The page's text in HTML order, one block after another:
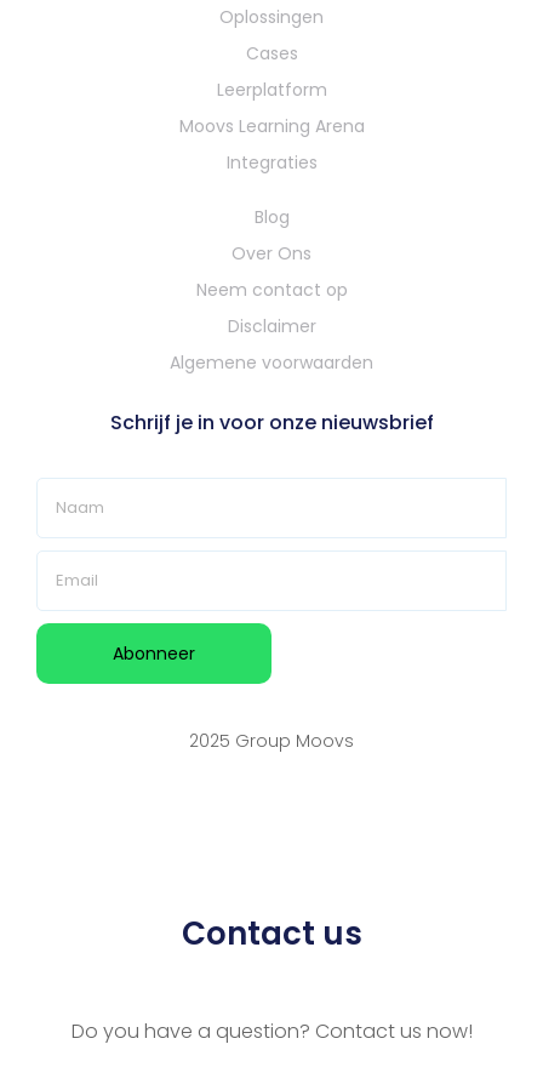
Oplossingen
Cases
Leerplatform
Moovs Learning Arena
Integraties
Blog
Over Ons
Neem contact op
Disclaimer
Algemene voorwaarden
Schrijf je in voor onze nieuwsbrief
2025 Group Moovs
Contact us
Do you have a question? Contact us now!